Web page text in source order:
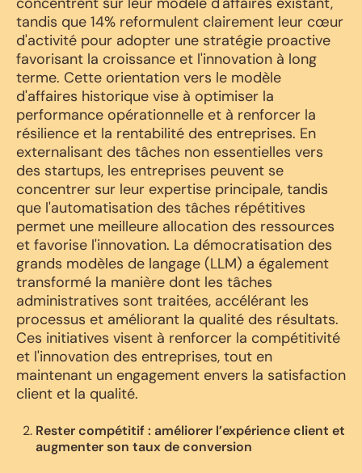
tandis que 14% reformulent clairement leur cœur
d'activité pour adopter une stratégie proactive
favorisant la croissance et l'innovation à long
terme. Cette orientation vers le modèle
d'affaires historique vise à optimiser la
performance opérationnelle et à renforcer la
résilience et la rentabilité des entreprises. En
externalisant des tâches non essentielles vers
des startups, les entreprises peuvent se
concentrer sur leur expertise principale, tandis
que l'automatisation des tâches répétitives
permet une meilleure allocation des ressources
et favorise l'innovation. La démocratisation des
grands modèles de langage (LLM) a également
transformé la manière dont les tâches
administratives sont traitées, accélérant les
processus et améliorant la qualité des résultats.
Ces initiatives visent à renforcer la compétitivité
et l'innovation des entreprises, tout en
maintenant un engagement envers la satisfaction
client et la qualité.
Rester compétitif : améliorer l’expérience client et
augmenter son taux de conversion